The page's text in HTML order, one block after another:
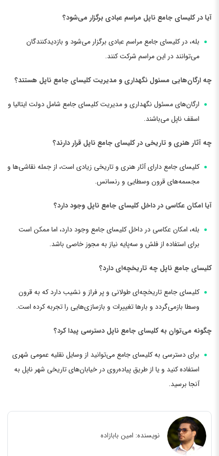
آیا در کلیسای جامع ناپل مراسم عبادی برگزار می‌شود؟
بله، در کلیسای جامع مراسم عبادی برگزار می‌شود و بازدیدکنندگان
می‌توانند در این مراسم شرکت کنند.
چه ارگان‌هایی مسئول نگهداری و مدیریت کلیسای جامع ناپل هستند؟
ارگان‌های مسئول نگهداری و مدیریت کلیسای جامع شامل دولت ایتالیا و
اسقف ناپل می‌باشند.
چه آثار هنری و تاریخی در کلیسای جامع ناپل قرار دارند؟
کلیسای جامع دارای آثار هنری و تاریخی زیادی است، از جمله نقاشی‌ها و
مجسمه‌های قرون وسطایی و رنسانس.
آیا امکان عکاسی در داخل کلیسای جامع ناپل وجود دارد؟
بله، امکان عکاسی در داخل کلیسای جامع وجود دارد، اما ممکن است
برای استفاده از فلش و سه‌پایه نیاز به مجوز خاصی باشد.
کلیسای جامع ناپل چه تاریخچه‌ای دارد؟
کلیسای جامع تاریخچه‌ای طولانی و پر فراز و نشیب دارد که به قرون
وسطا بازمی‌گردد و بارها تغییرات و بازسازی‌هایی را تجربه کرده است.
چگونه می‌توان به کلیسای جامع ناپل دسترسی پیدا کرد؟
برای دسترسی به کلیسای جامع می‌توانید از وسایل نقلیه عمومی شهری
استفاده کنید و یا از طریق پیاده‌روی در خیابان‌های تاریخی شهر ناپل به
آنجا برسید.
نویسنده: امین بابازاده